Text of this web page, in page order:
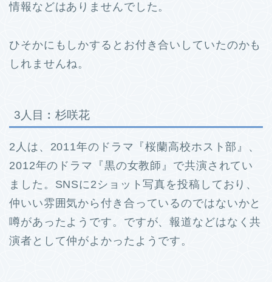
情報などはありませんでした。
ひそかにもしかするとお付き合いしていたのかも
しれませんね。
3人目︰杉咲花
2人は、2011年のドラマ『桜蘭高校ホスト部』、
2012年のドラマ『黒の女教師』で共演されてい
ました。 SNSに2ショット写真を投稿しており、
仲いい雰囲気から付き合っているのではないかと
噂があったようです。 ですが、報道などはなく共
演者として仲がよかったようです。